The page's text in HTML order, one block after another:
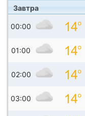
Завтра
00:00
01:00
02:00
03:00